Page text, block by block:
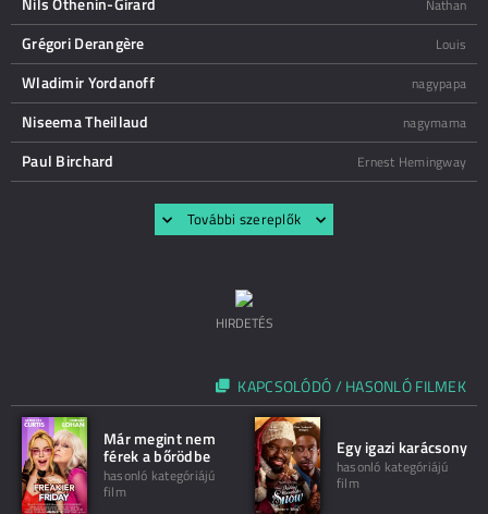
Nathan
Grégori Derangère Louis
Wladimir Yordanoff nagypapa
Niseema Theillaud nagymama
Paul Birchard Ernest Hemingway
További szereplők
HIRDETÉS
KAPCSOLÓDÓ / HASONLÓ FILMEK
Már megint nem
férek a bőrödbe
hasonló kategóriájú
film
Egy igazi karácsony
hasonló kategóriájú
film